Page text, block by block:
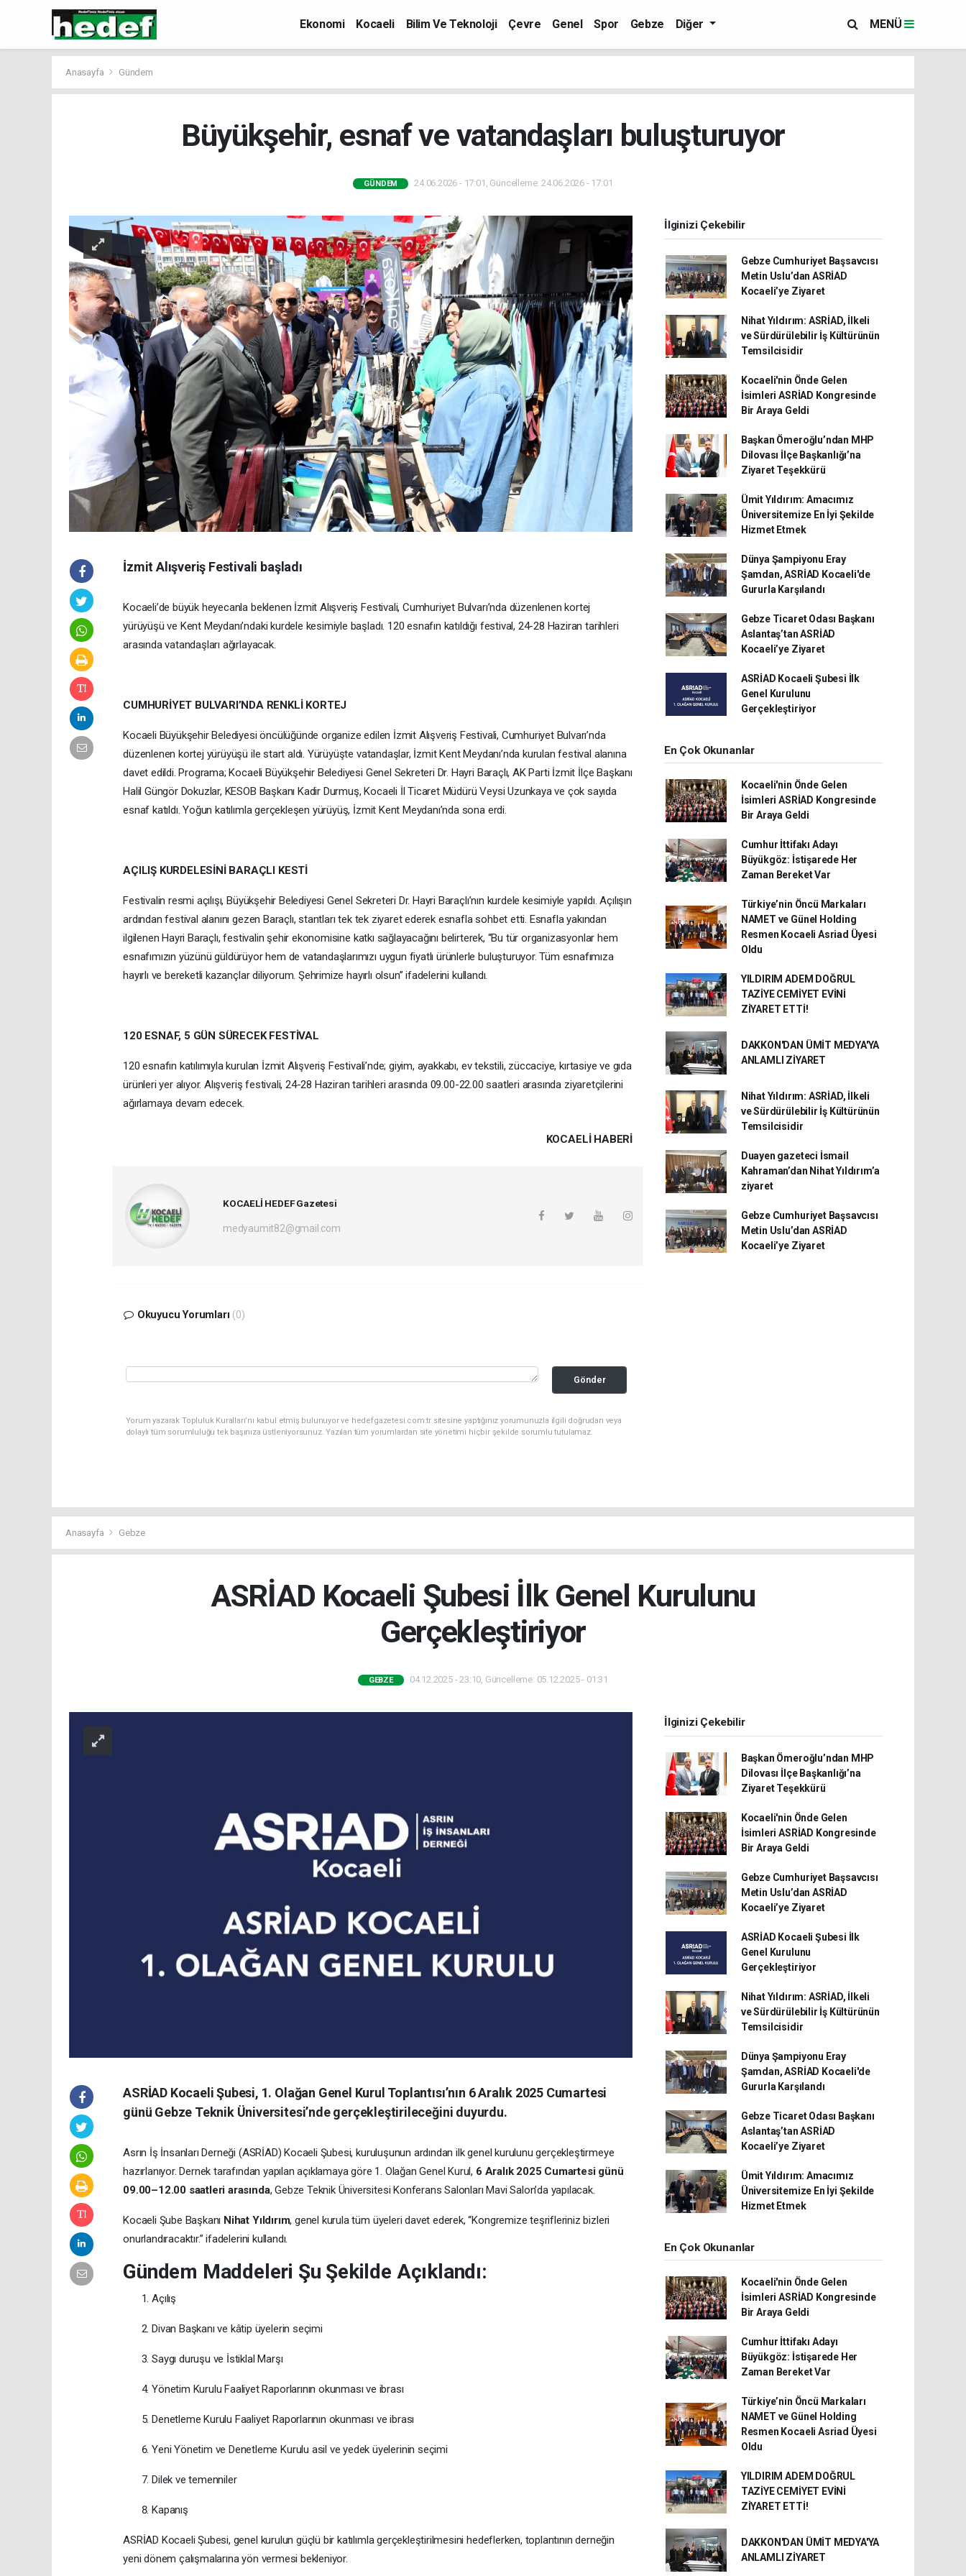
Ekonomi Kocaeli Bilim Ve Teknoloji Çevre Genel Spor Gebze Diğer MENÜ
Anasayfa Gündem
Büyükşehir, esnaf ve vatandaşları buluşturuyor
GÜNDEM 24.06.2026 - 17:01, Güncelleme: 24.06.2026 - 17:01
İzmit Alışveriş Festivali başladı
Kocaeli’de büyük heyecanla beklenen İzmit Alışveriş Festivali, Cumhuriyet Bulvarı’nda düzenlenen kortej
yürüyüşü ve Kent Meydanı’ndaki kurdele kesimiyle başladı. 120 esnafın katıldığı festival, 24-28 Haziran tarihleri
arasında vatandaşları ağırlayacak.
CUMHURİYET BULVARI’NDA RENKLİ KORTEJ
Kocaeli Büyükşehir Belediyesi öncülüğünde organize edilen İzmit Alışveriş Festivali, Cumhuriyet Bulvarı’nda
düzenlenen kortej yürüyüşü ile start aldı. Yürüyüşte vatandaşlar, İzmit Kent Meydanı’nda kurulan festival alanına
davet edildi. Programa; Kocaeli Büyükşehir Belediyesi Genel Sekreteri Dr. Hayri Baraçlı, AK Parti İzmit İlçe Başkanı
Halil Güngör Dokuzlar, KESOB Başkanı Kadir Durmuş, Kocaeli İl Ticaret Müdürü Veysi Uzunkaya ve çok sayıda
esnaf katıldı. Yoğun katılımla gerçekleşen yürüyüş, İzmit Kent Meydanı’nda sona erdi.
AÇILIŞ KURDELESİNİ BARAÇLI KESTİ
Festivalin resmi açılışı, Büyükşehir Belediyesi Genel Sekreteri Dr. Hayri Baraçlı’nın kurdele kesimiyle yapıldı. Açılışın
ardından festival alanını gezen Baraçlı, stantları tek tek ziyaret ederek esnafla sohbet etti. Esnafla yakından
ilgilenen Hayri Baraçlı, festivalin şehir ekonomisine katkı sağlayacağını belirterek, “Bu tür organizasyonlar hem
esnafımızın yüzünü güldürüyor hem de vatandaşlarımızı uygun fiyatlı ürünlerle buluşturuyor. Tüm esnafımıza
hayırlı ve bereketli kazançlar diliyorum. Şehrimize hayırlı olsun” ifadelerini kullandı.
120 ESNAF, 5 GÜN SÜRECEK FESTİVAL
120 esnafın katılımıyla kurulan İzmit Alışveriş Festivali’nde; giyim, ayakkabı, ev tekstili, züccaciye, kırtasiye ve gıda
ürünleri yer alıyor. Alışveriş festivali, 24-28 Haziran tarihleri arasında 09.00-22.00 saatleri arasında ziyaretçilerini
ağırlamaya devam edecek.
KOCAELI HABERİ
KOCAELİ HEDEF Gazetesi
medyaumit82@gmail.com
Okuyucu Yorumları (0)
Gönder
Yorum yazarak Topluluk Kuralları’nı kabul etmiş bulunuyor ve hedefgazetesi.com.tr sitesine yaptığınız yorumunuzla ilgili doğrudan veya
dolaylı tüm sorumluluğu tek başınıza üstleniyorsunuz. Yazılan tüm yorumlardan site yönetimi hiçbir şekilde sorumlu tutulamaz.
İlginizi Çekebilir
Gebze Cumhuriyet Başsavcısı
Metin Uslu’dan ASRİAD
Kocaeli’ye Ziyaret
Nihat Yıldırım: ASRİAD, İlkeli
ve Sürdürülebilir İş Kültürünün
Temsilcisidir
Kocaeli'nin Önde Gelen
İsimleri ASRİAD Kongresinde
Bir Araya Geldi
Başkan Ömeroğlu’ndan MHP
Dilovası İlçe Başkanlığı’na
Ziyaret Teşekkürü
Ümit Yıldırım: Amacımız
Üniversitemize En İyi Şekilde
Hizmet Etmek
Dünya Şampiyonu Eray
Şamdan, ASRİAD Kocaeli'de
Gururla Karşılandı
Gebze Ticaret Odası Başkanı
Aslantaş’tan ASRİAD
Kocaeli’ye Ziyaret
ASRİAD Kocaeli Şubesi İlk
Genel Kurulunu
Gerçekleştiriyor
En Çok Okunanlar
Kocaeli'nin Önde Gelen
İsimleri ASRİAD Kongresinde
Bir Araya Geldi
Cumhur İttifakı Adayı
Büyükgöz: İstişarede Her
Zaman Bereket Var
Türkiye’nin Öncü Markaları
NAMET ve Günel Holding
Resmen Kocaeli Asriad Üyesi
Oldu
YILDIRIM ADEM DOĞRUL
TAZİYE CEMİYET EVİNİ
ZİYARET ETTİ!
DAKKON'DAN ÜMİT MEDYA'YA
ANLAMLI ZİYARET
Nihat Yıldırım: ASRİAD, İlkeli
ve Sürdürülebilir İş Kültürünün
Temsilcisidir
Duayen gazeteci İsmail
Kahraman’dan Nihat Yıldırım’a
ziyaret
Gebze Cumhuriyet Başsavcısı
Metin Uslu’dan ASRİAD
Kocaeli’ye Ziyaret
Anasayfa Gebze
ASRİAD Kocaeli Şubesi İlk Genel Kurulunu
Gerçekleştiriyor
GEBZE 04.12.2025 - 23:10, Güncelleme: 05.12.2025 - 01:31
ASRİAD Kocaeli Şubesi, 1. Olağan Genel Kurul Toplantısı’nın 6 Aralık 2025 Cumartesi
günü Gebze Teknik Üniversitesi’nde gerçekleştirileceğini duyurdu.
Asrın İş İnsanları Derneği (ASRİAD) Kocaeli Şubesi, kuruluşunun ardından ilk genel kurulunu gerçekleştirmeye
hazırlanıyor. Dernek tarafından yapılan açıklamaya göre 1. Olağan Genel Kurul, 6 Aralık 2025 Cumartesi günü
09.00–12.00 saatleri arasında, Gebze Teknik Üniversitesi Konferans Salonları Mavi Salon’da yapılacak.
Kocaeli Şube Başkanı Nihat Yıldırım, genel kurula tüm üyeleri davet ederek, “Kongremize teşrifleriniz bizleri
onurlandıracaktır.” ifadelerini kullandı.
Gündem Maddeleri Şu Şekilde Açıklandı:
Açılış
Divan Başkanı ve kâtip üyelerin seçimi
Saygı duruşu ve İstiklal Marşı
Yönetim Kurulu Faaliyet Raporlarının okunması ve ibrası
Denetleme Kurulu Faaliyet Raporlarının okunması ve ibrası
Yeni Yönetim ve Denetleme Kurulu asil ve yedek üyelerinin seçimi
Dilek ve temenniler
Kapanış
ASRİAD Kocaeli Şubesi, genel kurulun güçlü bir katılımla gerçekleştirilmesini hedeflerken, toplantının derneğin
yeni dönem çalışmalarına yön vermesi bekleniyor.
İlginizi Çekebilir
Başkan Ömeroğlu’ndan MHP
Dilovası İlçe Başkanlığı’na
Ziyaret Teşekkürü
Kocaeli'nin Önde Gelen
İsimleri ASRİAD Kongresinde
Bir Araya Geldi
Gebze Cumhuriyet Başsavcısı
Metin Uslu’dan ASRİAD
Kocaeli’ye Ziyaret
ASRİAD Kocaeli Şubesi İlk
Genel Kurulunu
Gerçekleştiriyor
Nihat Yıldırım: ASRİAD, İlkeli
ve Sürdürülebilir İş Kültürünün
Temsilcisidir
Dünya Şampiyonu Eray
Şamdan, ASRİAD Kocaeli'de
Gururla Karşılandı
Gebze Ticaret Odası Başkanı
Aslantaş’tan ASRİAD
Kocaeli’ye Ziyaret
Ümit Yıldırım: Amacımız
Üniversitemize En İyi Şekilde
Hizmet Etmek
En Çok Okunanlar
Kocaeli'nin Önde Gelen
İsimleri ASRİAD Kongresinde
Bir Araya Geldi
Cumhur İttifakı Adayı
Büyükgöz: İstişarede Her
Zaman Bereket Var
Türkiye’nin Öncü Markaları
NAMET ve Günel Holding
Resmen Kocaeli Asriad Üyesi
Oldu
YILDIRIM ADEM DOĞRUL
TAZİYE CEMİYET EVİNİ
ZİYARET ETTİ!
DAKKON'DAN ÜMİT MEDYA'YA
ANLAMLI ZİYARET